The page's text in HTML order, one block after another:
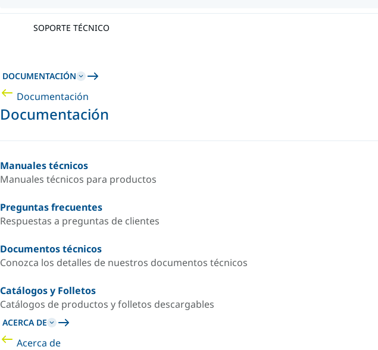
SOPORTE TÉCNICO
DOCUMENTACIÓN
Documentación
Documentación
Manuales técnicos
Manuales técnicos para productos
Preguntas frecuentes
Respuestas a preguntas de clientes
Documentos técnicos
Conozca los detalles de nuestros documentos técnicos
Catálogos y Folletos
Catálogos de productos y folletos descargables
ACERCA DE
Acerca de